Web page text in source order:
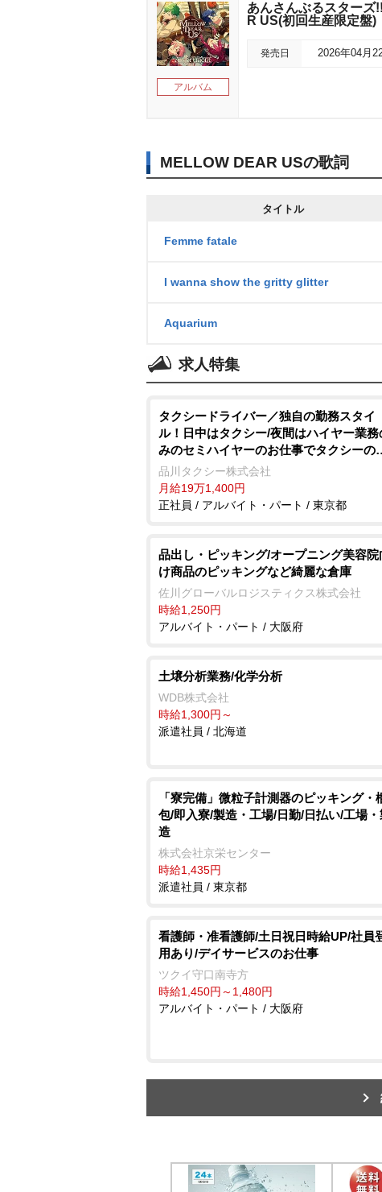
アルバム
あんさんぶるスター
R US(初回生産限定盤)
発売日 2026年04月
MELLOW DEAR USの歌詞
タイトル
Femme fatale
I wanna show the gritty glitter
Aquarium
求人特集
タクシードライバー／独自の勤務スタイ
ル！日中はタクシー/夜間はハイヤー業務
みのセミハイヤーのお仕事でタクシーの
事によくある深夜の乗客トラブルがなく安
心安全に働ける！《全員対象》6ヶ月間30
円の給料保障制度あり※規定有《2種免許
タクシー配車業務員」「経理事務員」も
時急募中
品川タクシー株式会社
月給19万1,400円
正社員 / アルバイト・パート / 東京都
品出し・ピッキング/オープニング美容院
け商品のピッキングなど綺麗な倉庫
佐川グローバルロジスティクス株式会社
時給1,250円
アルバイト・パート / 大阪府
土壌分析業務/化学分析
WDB株式会社
時給1,300円～
派遣社員 / 北海道
「寮完備」微粒子計測器のピッキング・
包/即入寮/製造・工場/日勤/日払い/工場・
造
株式会社京栄センター
時給1,435円
派遣社員 / 東京都
看護師・准看護師/土日祝日時給UP/社員
用あり/デイサービスのお仕事
ツクイ守口南寺方
時給1,450円～1,480円
アルバイト・パート / 大阪府